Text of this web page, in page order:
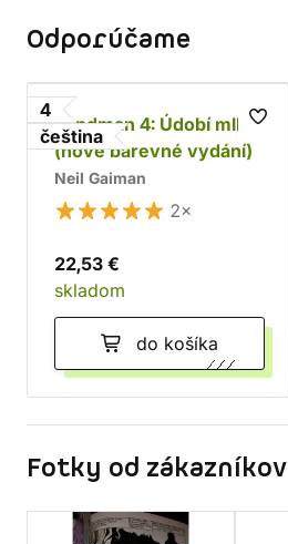
Odporúčame
4
čeština
Sandman 4: Údobí mlh
(nové barevné vydání)
Neil Gaiman
2×
22,53 €
skladom
do košíka
Fotky od zákazníkov